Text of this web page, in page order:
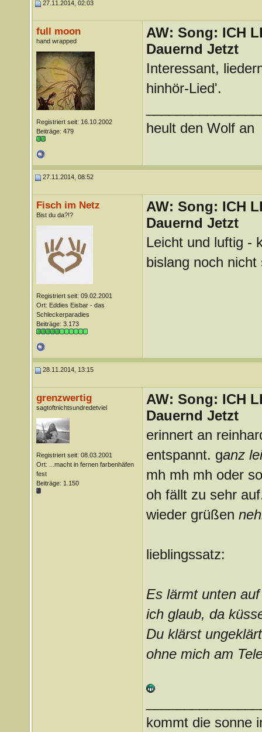
27.11.2014, 02:03
full moon
hand wrapped
Registriert seit: 16.10.2002
Beiträge: 479
AW: Song: ICH
Dauernd Jetzt
Interessant,
hinhör-Lied'.
heult den Wolf an
27.11.2014, 08:52
Fisch im Netz
Bist du da?!?
Registriert seit: 09.02.2001
Ort: Eddies Eisbar - das
Schleckerparadies
Beiträge: 3.173
AW: Song: ICH
Dauernd Jetzt
Leicht und luftig -
bislang noch
28.11.2014, 13:15
grenzwertig
sagtoftnichtsundredetviel
Registriert seit: 08.03.2001
Ort: ...macht in fernen farbenhäfen
fest
Beiträge: 1.150
AW: Song: ICH
Dauernd Jetzt
erinnert an
entspannt. ganz
mh mh mh oder
oh fällt zu sehr
wieder grüßen
lieblingssatz:
Es lärmt unten
ich glaub, da
Du klärst
ohne mich am
kommt die sonne